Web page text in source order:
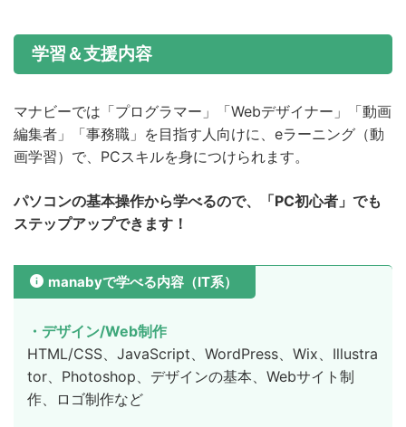
学習＆支援内容
マナビーでは「プログラマー」「Webデザイナー」「動画
編集者」「事務職」を目指す人向けに、eラーニング（動
画学習）で、PCスキルを身につけられます。
パソコンの基本操作から学べるので、「PC初心者」でも
ステップアップできます！
manabyで学べる内容（IT系）
・デザイン/Web制作
HTML/CSS、JavaScript、WordPress、Wix、Illustra
tor、Photoshop、デザインの基本、Webサイト制
作、ロゴ制作など